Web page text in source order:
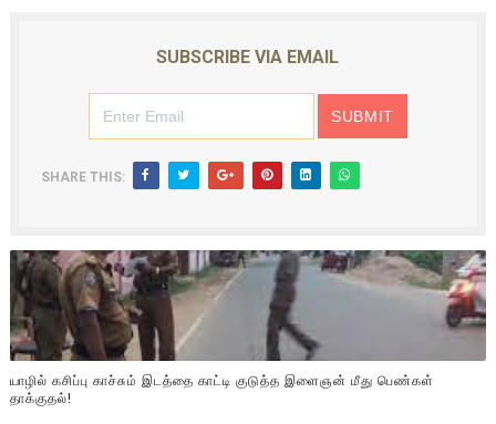
SUBSCRIBE VIA EMAIL
SHARE THIS:
யாழில் கசிப்பு காச்சும் இடத்தை காட்டி குடுத்த இளைஞன் மீது பெண்கள்
தாக்குதல்!